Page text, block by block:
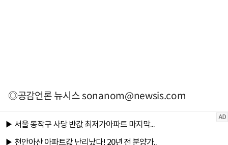
◎공감언론 뉴시스sonanom@newsis.com